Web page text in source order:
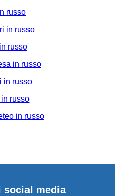
russo
in russo
russo
in russo
in russo
russo
in russo
social media